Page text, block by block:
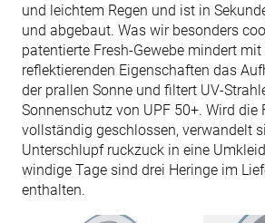
und leichtem Regen und ist in
und abgebaut. Was wir besonders
patentierte Fresh-Gewebe mindert mit
reflektierenden Eigenschaften das
der prallen Sonne und filtert UV-
Sonnenschutz von UPF 50+. Wird die
vollständig geschlossen, verwandelt
Unterschlupf ruckzuck in eine
windige Tage sind drei Heringe im
enthalten.